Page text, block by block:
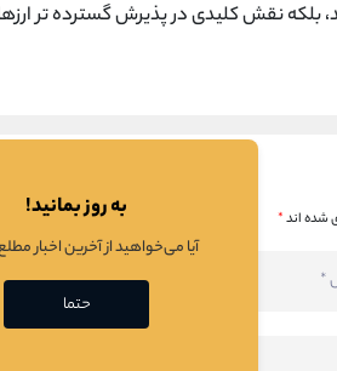
بلکه نقش کلیدی در پذیرش گسترده تر
شده اند* به روز بمانید!
آیا می‌خواهید از آخرین اخبار
حتما